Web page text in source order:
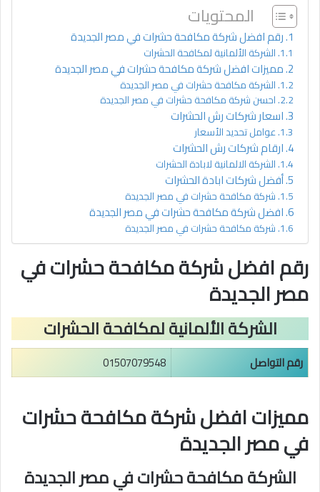
المحتويات
رقم افضل شركة مكافحة حشرات في مصر الجديدة
الشركة الألمانية لمكافحة الحشرات
مميزات افضل شركة مكافحة حشرات في مصر الجديدة
الشركة مكافحة حشرات في مصر الجديدة
احسن شركة مكافحة حشرات في مصر الجديدة
اسعار شركات رش الحشرات
عوامل تحديد الأسعار
ارقام شركات رش الحشرات
الشركة الالمانية لابادة الحشرات
أفضل شركات ابادة الحشرات
شركة مكافحة حشرات في مصر الجديدة
افضل شركة مكافحة حشرات في مصر الجديدة
شركة مكافحة حشرات في مصر الجديدة
رقم افضل شركة مكافحة حشرات في
مصر الجديدة
الشركة الألمانية لمكافحة الحشرات
رقم التواصل 01507079548
مميزات افضل شركة مكافحة حشرات
في مصر الجديدة
الشركة مكافحة حشرات في مصر الجديدة